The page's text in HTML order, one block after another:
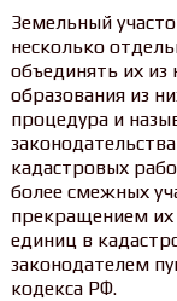
Земельный
несколько
объединять их из
образования из
процедура и
кадастровых
более смежных
прекращением их
единиц в
законодателем
кодекса РФ.